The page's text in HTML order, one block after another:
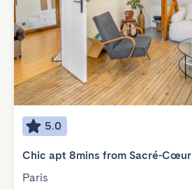
5.0
Chic apt 8mins from Sacré-Cœur
Paris